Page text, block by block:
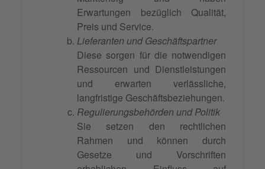
Erwartungen bezüglich Qualität,
Preis und Service.
Lieferanten und Geschäftspartner
Diese sorgen für die notwendigen
Ressourcen und Dienstleistungen
und erwarten verlässliche,
langfristige Geschäftsbeziehungen.
Regulierungsbehörden und Politik
Sie setzen den rechtlichen
Rahmen und können durch
Gesetze und Vorschriften